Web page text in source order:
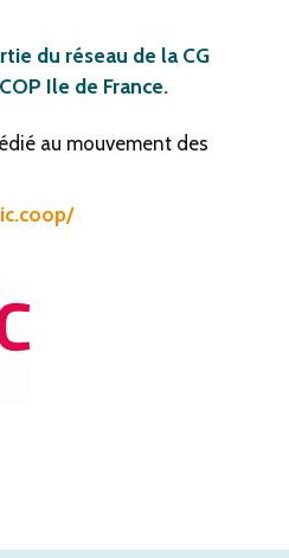
du réseau de la CG
Ile de France.
au mouvement des